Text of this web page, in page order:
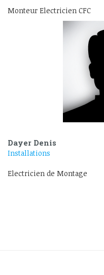
Monteur Electricien CFC
Dayer Denis
Installations
Electricien de Montage